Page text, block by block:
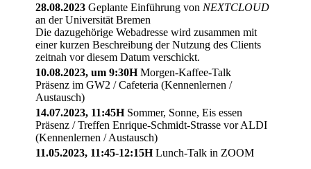
28.08.2023 Geplante Einführung von NEXTCLOUD
an der Universität Bremen
Die dazugehörige Webadresse wird zusammen mit
einer kurzen Beschreibung der Nutzung des Clients
zeitnah vor diesem Datum verschickt.
10.08.2023, um 9:30HMorgen-Kaffee-Talk
Präsenz im GW2 / Cafeteria (Kennenlernen /
Austausch)
14.07.2023, 11:45H Sommer, Sonne, Eis essen
Präsenz / Treffen Enrique-Schmidt-Strasse vor ALDI
(Kennenlernen / Austausch)
11.05.2023, 11:45-12:15HLunch-Talk in ZOOM